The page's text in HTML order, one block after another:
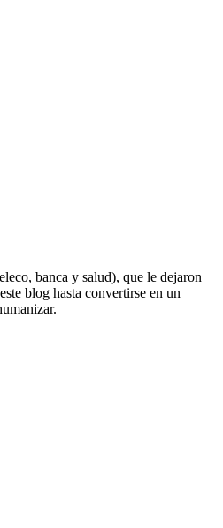
banca y salud), que le dejaron
blog hasta convertirse en un